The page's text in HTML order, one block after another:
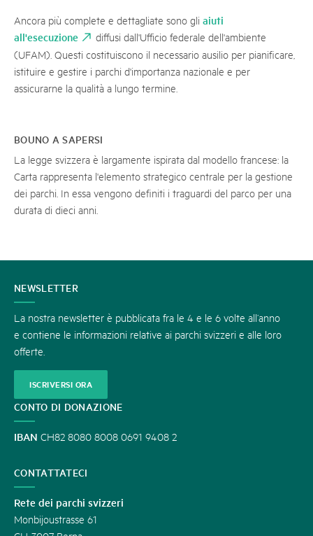
Ancora più complete e dettagliate sono gli aiuti
all'esecuzione
diffusi dall'Ufficio federale dell'ambiente
(UFAM). Questi costituiscono il necessario ausilio per pianificare,
istituire e gestire i parchi d'importanza nazionale e per
assicurarne la qualità a lungo termine.
BOUNO A SAPERSI
La legge svizzera è largamente ispirata dal modello francese: la
Carta rappresenta l'elemento strategico centrale per la gestione
dei parchi. In essa vengono definiti i traguardi del parco per una
durata di dieci anni.
CONTATTATECI
NEWSLETTER
La nostra newsletter è pubblicata fra le 4 e le 6 volte all’anno
e contiene le informazioni relative ai parchi svizzeri e alle loro
offerte.
ISCRIVERSI ORA
CONTO DI DONAZIONE
IBAN CH82 8080 8008 0691 9408 2
CONTATTATECI
Rete dei parchi svizzeri
Monbijoustrasse 61